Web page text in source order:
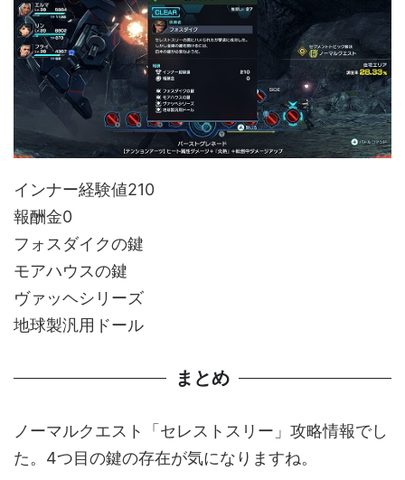
インナー経験値210
報酬金0
フォスダイクの鍵
モアハウスの鍵
ヴァッヘシリーズ
地球製汎用ドール
まとめ
ノーマルクエスト「セレストスリー」攻略情報でし
た。4つ目の鍵の存在が気になりますね。